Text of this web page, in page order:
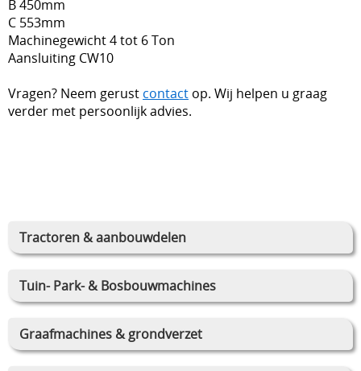
Tractoren & aanbouwdelen
Tuin- Park- & Bosbouwmachines
Graafmachines & grondverzet
B 450mm
C 553mm
Machinegewicht 4 tot 6 Ton
Aansluiting CW10
Vragen? Neem gerust contact op. Wij helpen u graag
verder met persoonlijk advies.